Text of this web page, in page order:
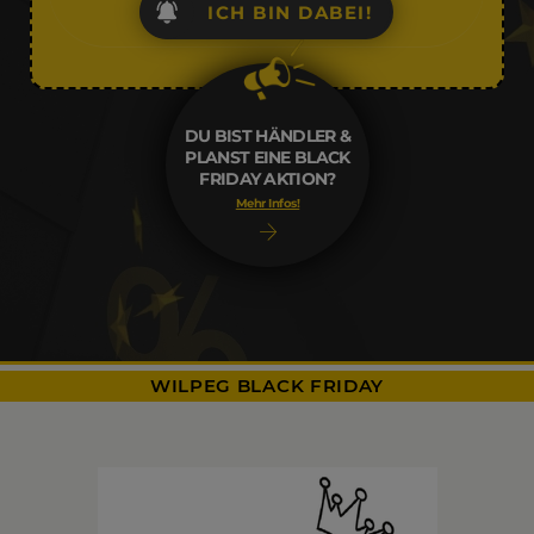
DU BIST HÄNDLER &
PLANST EINE BLACK
FRIDAY AKTION?
Mehr Infos!
ICH BIN DABEI!
WILPEG BLACK FRIDAY